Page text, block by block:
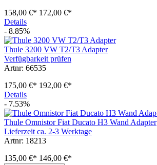
158,00 €* 172,00 €*
Details
- 8.85%
Thule 3200 VW T2/T3 Adapter
Verfügbarkeit prüfen
Artnr: 66535
175,00 €* 192,00 €*
Details
- 7.53%
Thule Omnistor Fiat Ducato H3 Wand Adapter
Lieferzeit ca. 2-3 Werktage
Artnr: 18213
135,00 €* 146,00 €*